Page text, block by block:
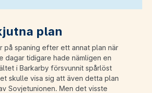
plan
på spaning efter ett annat plan när
dagar tidigare hade nämligen en
i Barkarby försvunnit spårlöst
skulle visa sig att även detta plan
Sovjetunionen. Men det visste